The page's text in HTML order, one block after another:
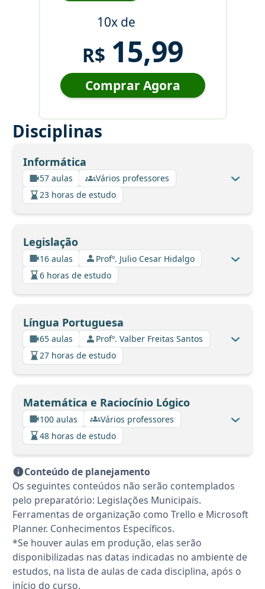
10x de
R$ 15,99
Comprar Agora
Disciplinas
Informática
57 aulas
Vários professores
23 horas de estudo
Legislação
16 aulas
Profº. Julio Cesar Hidalgo
6 horas de estudo
Língua Portuguesa
65 aulas
Profº. Valber Freitas Santos
27 horas de estudo
Matemática e Raciocínio Lógico
100 aulas
Vários professores
48 horas de estudo
Conteúdo de planejamento
Os seguintes conteúdos não serão contemplados
pelo preparatório: Legislações Municipais.
Ferramentas de organização como Trello e Microsoft
Planner. Conhecimentos Específicos.
*Se houver aulas em produção, elas serão
disponibilizadas nas datas indicadas no ambiente de
estudos, na lista de aulas de cada disciplina, após o
início do curso.